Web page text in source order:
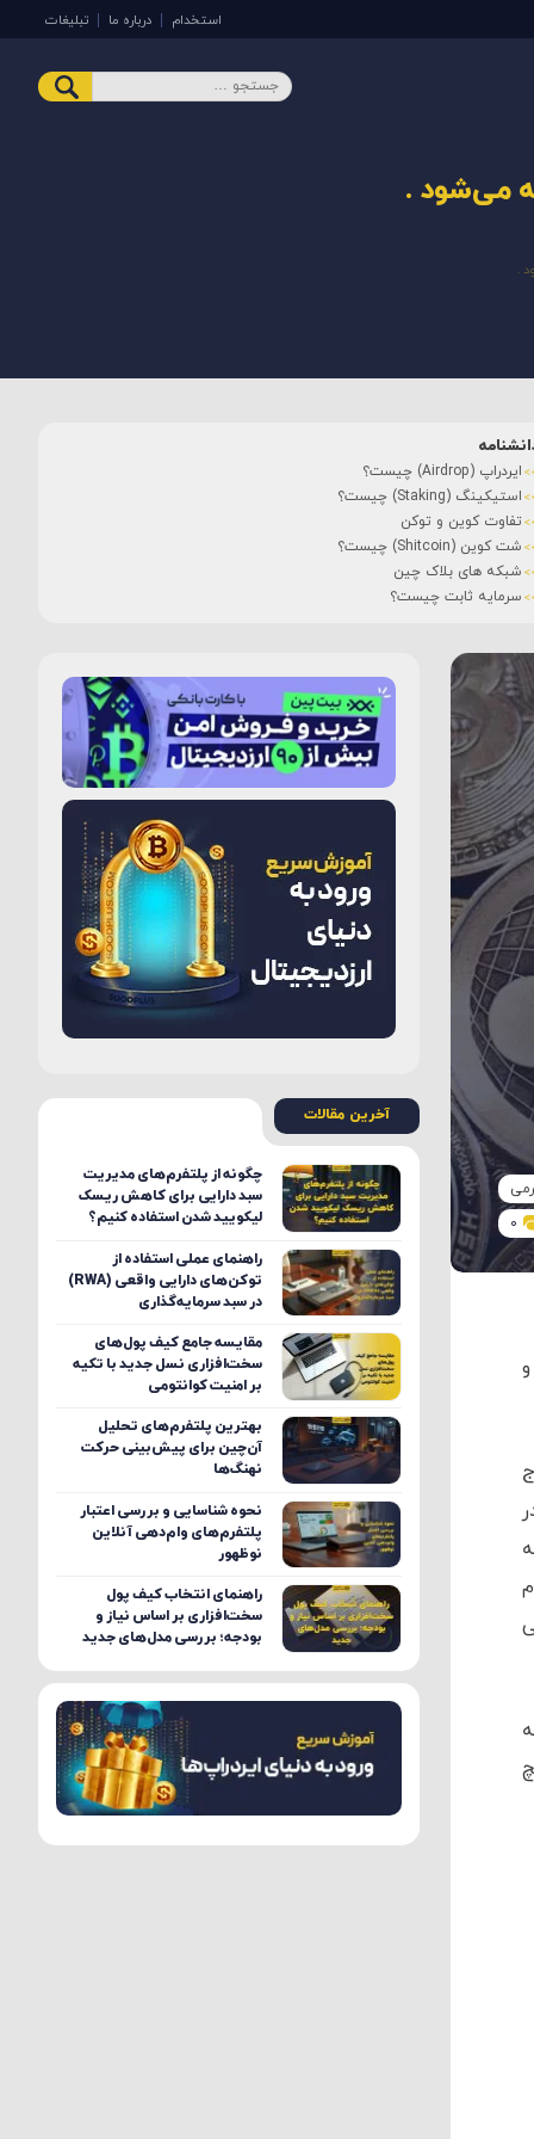
استخدام درباره ما تبلیغات
ایردراپ (Airdrop) چیست؟
استیکینگ (Staking) چیست؟
تفاوت کوین و توکن
شت کوین (Shitcoin) چیست؟
شبکه های بلاک چین
سرمایه ثابت چیست؟
0
آخرین مقالات
چگونه از پلتفرم‌های مدیریت
سبد دارایی برای کاهش ریسک
لیکویید شدن استفاده کنیم؟
راهنمای عملی استفاده از
توکن‌های دارایی واقعی (RWA)
در سبد سرمایه‌گذاری
مقایسه جامع کیف پول‌های
سخت‌افزاری نسل جدید با تکیه
بر امنیت کوانتومی
بهترین پلتفرم‌های تحلیل
آن‌چین برای پیش‌بینی حرکت
نهنگ‌ها
نحوه شناسایی و بررسی اعتبار
پلتفرم‌های وام‌دهی آنلاین
نوظهور
راهنمای انتخاب کیف پول
سخت‌افزاری بر اساس نیاز و
بودجه؛ بررسی مدل‌های جدید